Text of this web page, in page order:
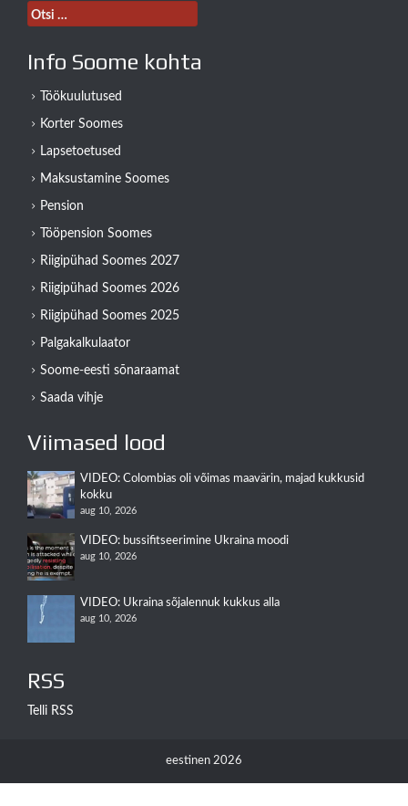
Otsi:
Info Soome kohta
Töökuulutused
Korter Soomes
Lapsetoetused
Maksustamine Soomes
Pension
Tööpension Soomes
Riigipühad Soomes 2027
Riigipühad Soomes 2026
Riigipühad Soomes 2025
Palgakalkulaator
Soome-eesti sõnaraamat
Saada vihje
Viimased lood
VIDEO: Colombias oli võimas maavärin, majad kukkusid
kokku
aug 10, 2026
VIDEO: bussifitseerimine Ukraina moodi
aug 10, 2026
VIDEO: Ukraina sõjalennuk kukkus alla
aug 10, 2026
RSS
Telli RSS
eestinen 2026